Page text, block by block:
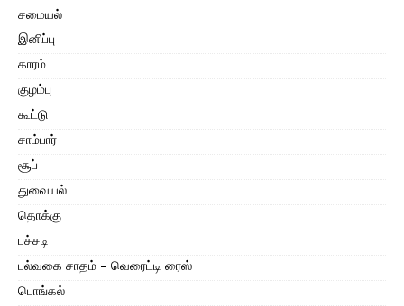
சமையல்
இனிப்பு
காரம்
குழம்பு
கூட்டு
சாம்பார்
சூப்
துவையல்
தொக்கு
பச்சடி
பல்வகை சாதம் – வெரைட்டி ரைஸ்
பொங்கல்